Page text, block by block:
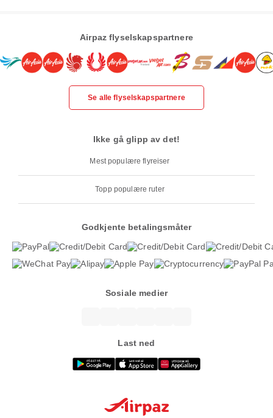
Airpaz flyselskapspartnere
Se alle flyselskapspartnere
Ikke gå glipp av det!
Mest populære flyreiser
Topp populære ruter
Godkjente betalingsmåter
Sosiale medier
Last ned